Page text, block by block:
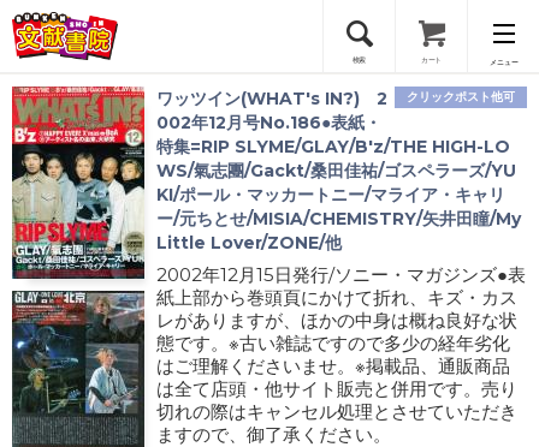
検索 カート メニュー
会員登録
ログイン
クリックポスト他可
ワッツイン(WHAT's IN?) 2
002年12月号No.186●表紙・
特集=RIP SLYME/GLAY/B'z/THE HIGH-LO
WS/氣志團/Gackt/桑田佳祐/ゴスペラーズ/YU
KI/ポール・マッカートニー/マライア・キャリ
ー/元ちとせ/MISIA/CHEMISTRY/矢井田瞳/My
Little Lover/ZONE/他
2002年12月15日発行/ソニー・マガジンズ●表
紙上部から巻頭頁にかけて折れ、キズ・カス
レがありますが、ほかの中身は概ね良好な状
態です。※古い雑誌ですので多少の経年劣化
はご理解くださいませ。※掲載品、通販商品
は全て店頭・他サイト販売と併用です。売り
切れの際はキャンセル処理とさせていただき
ますので、御了承ください。